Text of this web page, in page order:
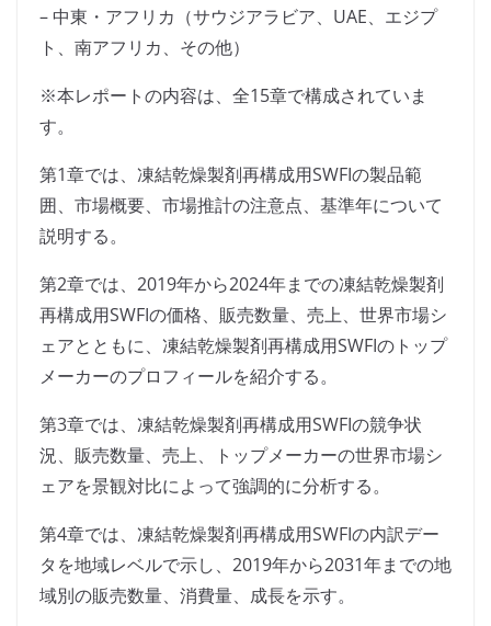
– 中東・アフリカ（サウジアラビア、UAE、エジプ
ト、南アフリカ、その他）
※本レポートの内容は、全15章で構成されていま
す。
第1章では、凍結乾燥製剤再構成用SWFIの製品範
囲、市場概要、市場推計の注意点、基準年について
説明する。
第2章では、2019年から2024年までの凍結乾燥製剤
再構成用SWFIの価格、販売数量、売上、世界市場シ
ェアとともに、凍結乾燥製剤再構成用SWFIのトップ
メーカーのプロフィールを紹介する。
第3章では、凍結乾燥製剤再構成用SWFIの競争状
況、販売数量、売上、トップメーカーの世界市場シ
ェアを景観対比によって強調的に分析する。
第4章では、凍結乾燥製剤再構成用SWFIの内訳デー
タを地域レベルで示し、2019年から2031年までの地
域別の販売数量、消費量、成長を示す。